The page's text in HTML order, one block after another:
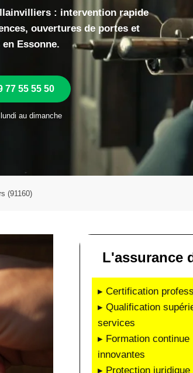
: intervention rapide
ouvertures de portes et
Essonne.
77 55 55 50
au dimanche
(91160)
L'assurance
▸ Certification
▸ Qualification
services
▸ Formation
innovantes
▸ Protection